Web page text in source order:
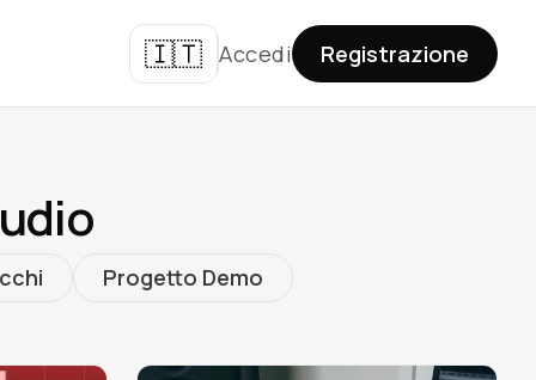
🇮🇹 Accedi Registrazione
Progetto Demo